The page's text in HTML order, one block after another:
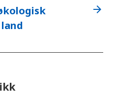
arrow_forward